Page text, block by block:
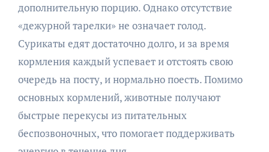
дополнительную порцию. Однако отсутствие
«дежурной тарелки» не означает голод.
Сурикаты едят достаточно долго, и за время
кормления каждый успевает и отстоять свою
очередь на посту, и нормально поесть. Помимо
основных кормлений, животные получают
быстрые перекусы из питательных
беспозвоночных, что помогает поддерживать